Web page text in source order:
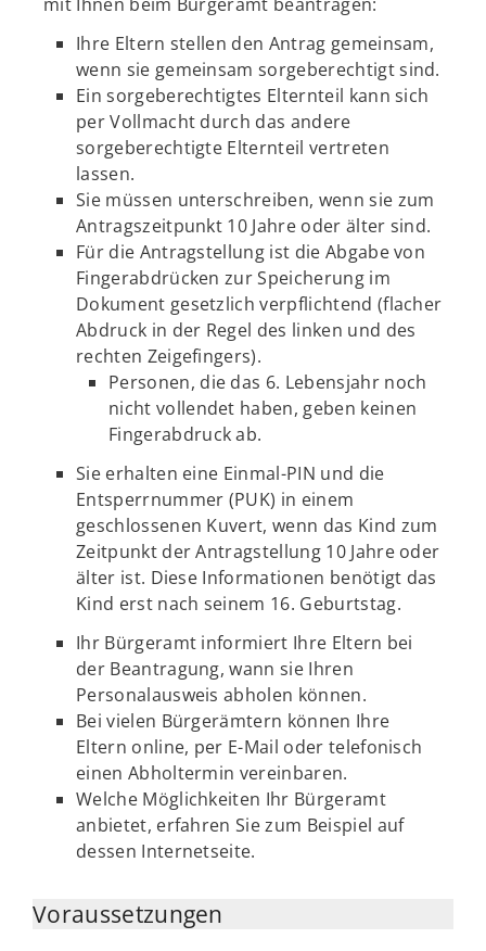
Ihre Eltern stellen den Antrag gemeinsam,
wenn sie gemeinsam sorgeberechtigt sind.
Ein sorgeberechtigtes Elternteil kann sich
per Vollmacht durch das andere
sorgeberechtigte Elternteil vertreten
lassen.
Sie müssen unterschreiben, wenn sie zum
Antragszeitpunkt 10 Jahre oder älter sind.
Für die Antragstellung ist die Abgabe von
Fingerabdrücken zur Speicherung im
Dokument gesetzlich verpflichtend (flacher
Abdruck in der Regel des linken und des
rechten Zeigefingers).
Personen, die das 6. Lebensjahr noch
nicht vollendet haben, geben keinen
Fingerabdruck ab.
Sie erhalten eine Einmal-PIN und die
Entsperrnummer (PUK) in einem
geschlossenen Kuvert, wenn das Kind zum
Zeitpunkt der Antragstellung 10 Jahre oder
älter ist. Diese Informationen benötigt das
Kind erst nach seinem 16. Geburtstag.
Ihr Bürgeramt informiert Ihre Eltern bei
der Beantragung, wann sie Ihren
Personalausweis abholen können.
Bei vielen Bürgerämtern können Ihre
Eltern online, per E-Mail oder telefonisch
einen Abholtermin vereinbaren.
Welche Möglichkeiten Ihr Bürgeramt
anbietet, erfahren Sie zum Beispiel auf
dessen Internetseite.
Voraussetzungen